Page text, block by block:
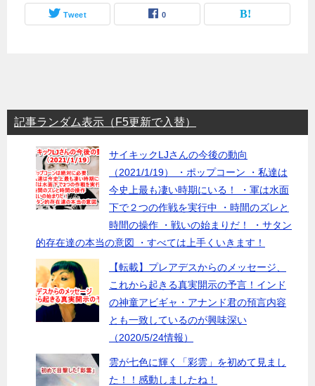
Tweet 0
記事ランダム表示（F5更新で入替）
サイキックLJさんの今後の動向
（2021/1/19） ・ポップコーン ・私達は
今史上最も凄い時期にいる！ ・軍は水面
下で２つの作戦を実行中 ・時間のズレと
時間の操作 ・戦いの始まりだ！ ・サタン
的存在達の本当の意図 ・すべては上手くいきます！
【転載】プレアデスからのメッセージ、
これから起きる真実開示の予言！インド
の神童アビギャ・アナンド君の預言内容
とも一致しているのが興味深い
（2020/5/24情報）
雲が七色に輝く「彩雲」を初めて見まし
た！！感動しましたね！